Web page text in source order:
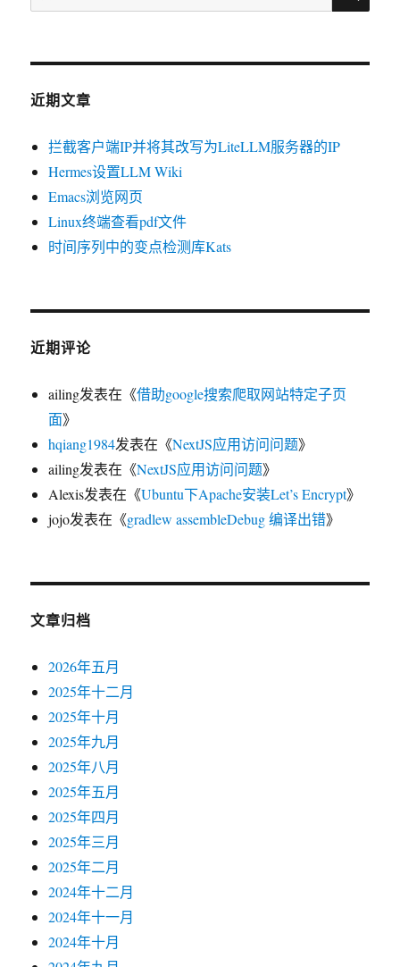
索：
近期文章
拦截客户端IP并将其改写为LiteLLM服务器的IP
Hermes设置LLM Wiki
Emacs浏览网页
Linux终端查看pdf文件
时间序列中的变点检测库Kats
近期评论
ailing发表在《借助google搜索爬取网站特定子页
面》
hqiang1984发表在《NextJS应用访问问题》
ailing发表在《NextJS应用访问问题》
Alexis发表在《Ubuntu下Apache安装Let’s Encrypt》
jojo发表在《gradlew assembleDebug 编译出错》
文章归档
2026年五月
2025年十二月
2025年十月
2025年九月
2025年八月
2025年五月
2025年四月
2025年三月
2025年二月
2024年十二月
2024年十一月
2024年十月